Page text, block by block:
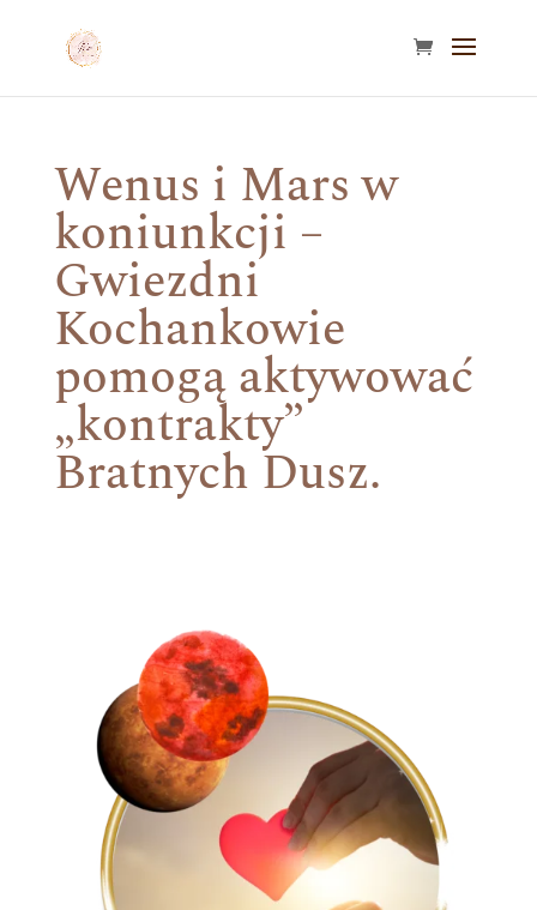
Wenus i Mars w
koniunkcji –
Gwiezdni
Kochankowie
pomogą aktywować
„kontrakty”
Bratnych Dusz.